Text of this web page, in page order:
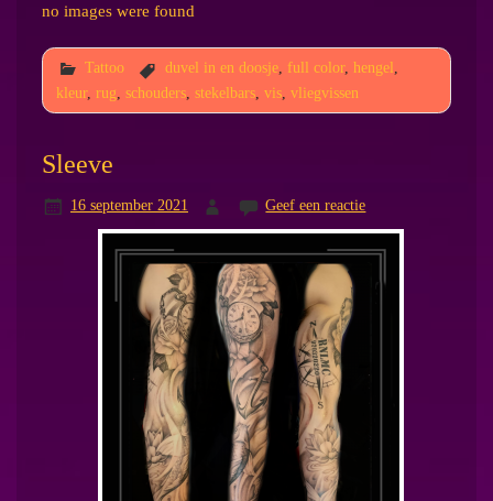
no images were found
Tattoo duvel in en doosje, full color, hengel
kleur, rug schouders, stekelbars, vis, vliegvissen
Sleeve
16 september 2021 Geef een reactie